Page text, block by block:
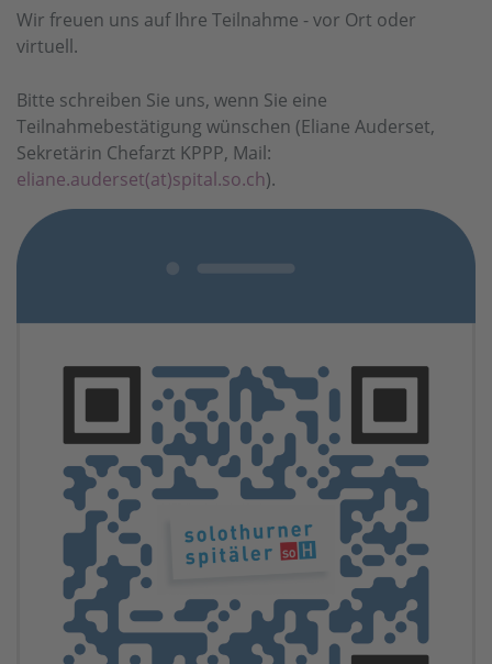
Wir freuen uns auf Ihre Teilnahme - vor Ort oder
virtuell.
Bitte schreiben Sie uns, wenn Sie eine
Teilnahmebestätigung wünschen (Eliane Auderset,
Sekretärin Chefarzt KPPP, Mail:
eliane.auderset(at)spital.so.ch).